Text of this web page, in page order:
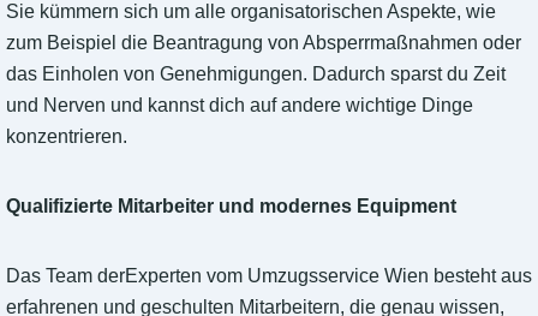
Sie kümmern sich um alle organisatorischen Aspekte, wie
zum Beispiel die Beantragung von Absperrmaßnahmen oder
das Einholen von Genehmigungen. Dadurch sparst du Zeit
und Nerven und kannst dich auf andere wichtige Dinge
konzentrieren.
Qualifizierte Mitarbeiter und modernes Equipment
Das Team derExperten vom Umzugsservice Wien besteht aus
erfahrenen und geschulten Mitarbeitern, die genau wissen,